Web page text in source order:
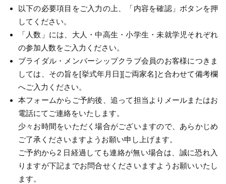
以下の必要項目をご入力の上、「内容を確認」ボタンを押
してください。
「人数」には、大人・中高生・小学生・未就学児それぞれ
の参加人数をご入力ください。
ブライダル・メンバーシップクラブ会員のお客様につきま
しては、その旨を[挙式年月日][ご両家名]と合わせて備考欄
へご入力ください。
本フォームからご予約後、追って担当よりメールまたはお
電話にてご連絡をいたします。
少々お時間をいただく場合がございますので、あらかじめ
ご了承くださいますようお願い申し上げます。
ご予約から2 日経過しても連絡が無い場合は、誠に恐れ入
りますが下記までお問合せくださいますようお願いいたし
ます。